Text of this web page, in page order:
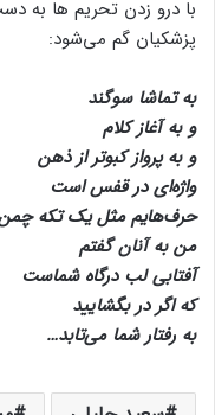
سال بعد را با پیام
پزشکیان گم می‌شود:
به تماشا سوگند
و به آغاز کلام
و به پرواز کبوتر از ذهن
واژه‌ای در قفس است
حرف‌هایم مثل یک تکه چمن
من به آنان گفتم
آفتابی لب درگاه شماست
به رفتار شما می‌تابد…